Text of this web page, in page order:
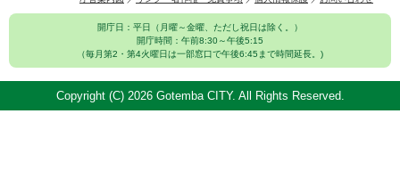
開庁日：平日（月曜～金曜、ただし祝日は除く。）
開庁時間：午前8:30～午後5:15
（毎月第2・第4火曜日は一部窓口で午後6:45まで時間延長。)
Copyright (C) 2026 Gotemba CITY. All Rights Reserved.